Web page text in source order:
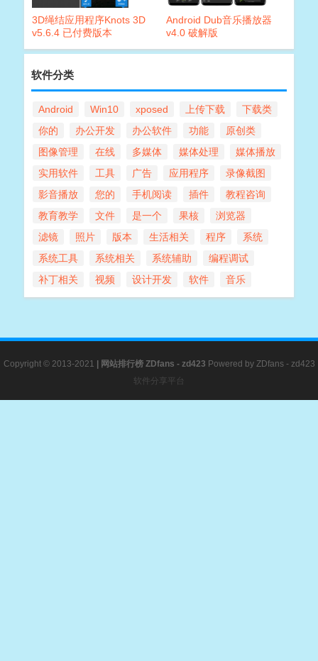
3D绳结应用程序Knots 3D
v5.6.4 已付费版本
Android Dub音乐播放器
v4.0 破解版
软件分类
Android Win10 xposed 上传下载
下载类
你的
办公开发 办公软件 功能
原创类
图像管理
在线 多媒体 媒体处理
媒体播放
实用软件
工具 广告 应用程序
录像截图
影音播放
您的 手机阅读 插件
教程咨询
教育教学
文件 是一个 果核
浏览器
滤镜
照片 版本 生活相关 程序
系统
系统工具
系统相关 系统辅助
编程调试
补丁相关
视频 设计开发 软件 音乐
Copyright © 2013-2021 网站排行榜ZDfans - zd423 Powered by ZDfans - zd423
软件分享平台